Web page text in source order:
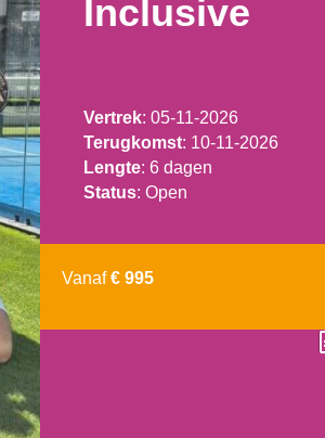
Inclusive
Vertrek: 05-11-2026
Terugkomst: 10-11-2026
Lengte: 6 dagen
Status: Open
Vanaf€ 995